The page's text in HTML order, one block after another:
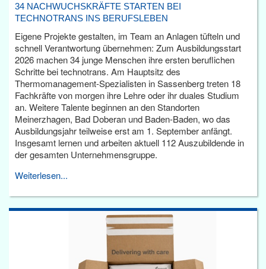
34 NACHWUCHSKRÄFTE STARTEN BEI
TECHNOTRANS INS BERUFSLEBEN
Eigene Projekte gestalten, im Team an Anlagen tüfteln und
schnell Verantwortung übernehmen: Zum Ausbildungsstart
2026 machen 34 junge Menschen ihre ersten beruflichen
Schritte bei technotrans. Am Hauptsitz des
Thermomanagement-Spezialisten in Sassenberg treten 18
Fachkräfte von morgen ihre Lehre oder ihr duales Studium
an. Weitere Talente beginnen an den Standorten
Meinerzhagen, Bad Doberan und Baden-Baden, wo das
Ausbildungsjahr teilweise erst am 1. September anfängt.
Insgesamt lernen und arbeiten aktuell 112 Auszubildende in
der gesamten Unternehmensgruppe.
Weiterlesen...